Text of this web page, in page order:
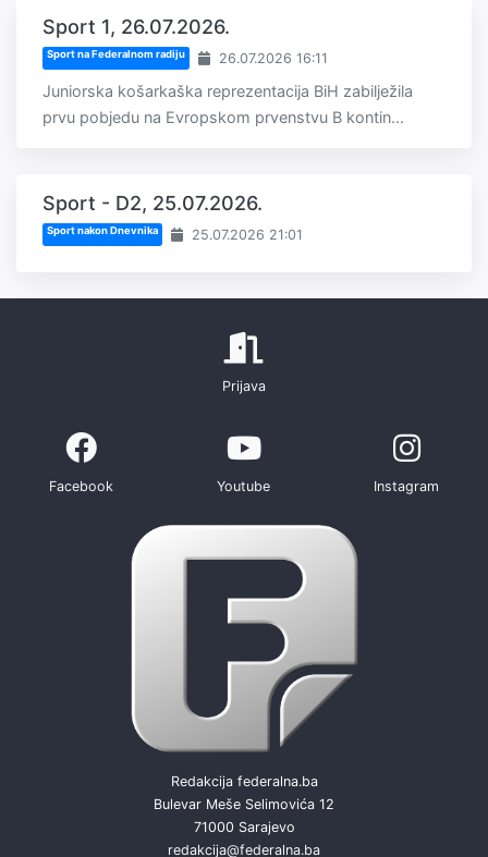
Sport 1, 26.07.2026.
Sport na Federalnom radiju 26.07.2026 16:11
Juniorska košarkaška reprezentacija BiH zabilježila
prvu pobjedu na Evropskom prvenstvu B kontin...
Sport - D2, 25.07.2026.
Sport nakon Dnevnika 25.07.2026 21:01
Prijava
Facebook Youtube Instagram
Redakcija federalna.ba
Bulevar Meše Selimovića 12
71000 Sarajevo
redakcija@federalna.ba